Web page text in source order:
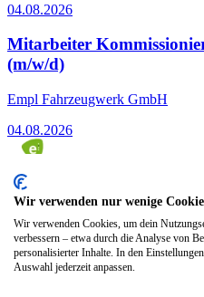
04.08.2026
Mitarbeiter
(m/w/d)
Empl Fahrzeugwerk GmbH
04.08.2026
Radfeld
23.06.2026
Industrielackierer (m/w/d)
Berger Fahrzeugtechnik Ges.m.b.H
Wir verwenden nur wenige
Wir verwenden Cookies, um dein
verbessern – etwa durch die Analyse von
personalisierter Inhalte. In den
Auswahl jederzeit anpassen.